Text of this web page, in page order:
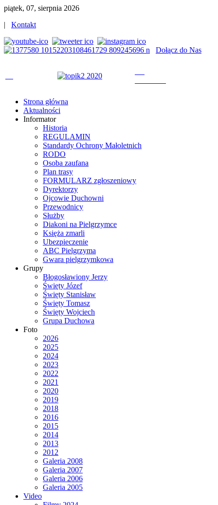
piątek, 07, sierpnia 2026
| Kontakt
Dołącz do Nas
Strona główna
Aktualności
Informator
Historia
REGULAMIN
Standardy Ochrony Małoletnich
RODO
Osoba zaufana
Plan trasy
FORMULARZ zgłoszeniowy
Dyrektorzy
Ojcowie Duchowni
Przewodnicy
Służby
Diakoni na Pielgrzymce
Księża zmarli
Ubezpieczenie
ABC Pielgrzyma
Gwara pielgrzymkowa
Grupy
Błogosławiony Jerzy
Święty Józef
Święty Stanisław
Święty Tomasz
Święty Wojciech
Grupa Duchowa
Foto
2026
2025
2024
2023
2022
2021
2020
2019
2018
2016
2015
2014
2013
2012
Galeria 2008
Galeria 2007
Galeria 2006
Galeria 2005
Video